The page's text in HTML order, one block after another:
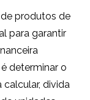
produtos de
para garantir
determinar o
calcular, divida